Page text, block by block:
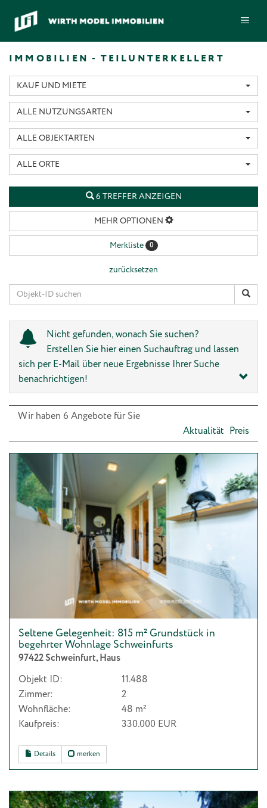
Inhalt
springen
IMMOBILIEN - TEILUNTERKELLERT
KAUF UND MIETE
ALLE NUTZUNGSARTEN
ALLE OBJEKTARTEN
ALLE ORTE
6 TREFFER ANZEIGEN
MEHR OPTIONEN
Merkliste 0
zurücksetzen
Nicht gefunden, wonach Sie suchen?
Erstellen Sie hier einen Suchauftrag und lassen
sich per E-Mail über neue Ergebnisse Ihrer Suche
benachrichtigen!
Wir haben 6 Angebote für Sie
Aktualität Preis
Seltene Gelegenheit: 815 m² Grundstück in
begehrter Wohnlage Schweinfurts
97422 Schweinfurt, Haus
Objekt ID:
11.488
Zimmer:
2
Wohnfläche:
48 m²
Kaufpreis:
330.000 EUR
Details merken